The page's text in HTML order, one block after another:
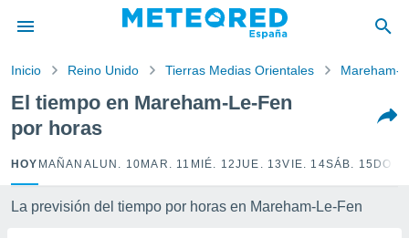
por
para
la
calidad.
a este
las
Inicio Reino Unido Tierras Medias Orientales Mareham-
El tiempo en Mareham-Le-Fen
por horas
HOY MAÑANA LUN. 10 MAR. 11 MIÉ. 12JUE. 13VIE. 14SÁB. 15
La previsión del tiempo por horas en Mareham-Le-Fen